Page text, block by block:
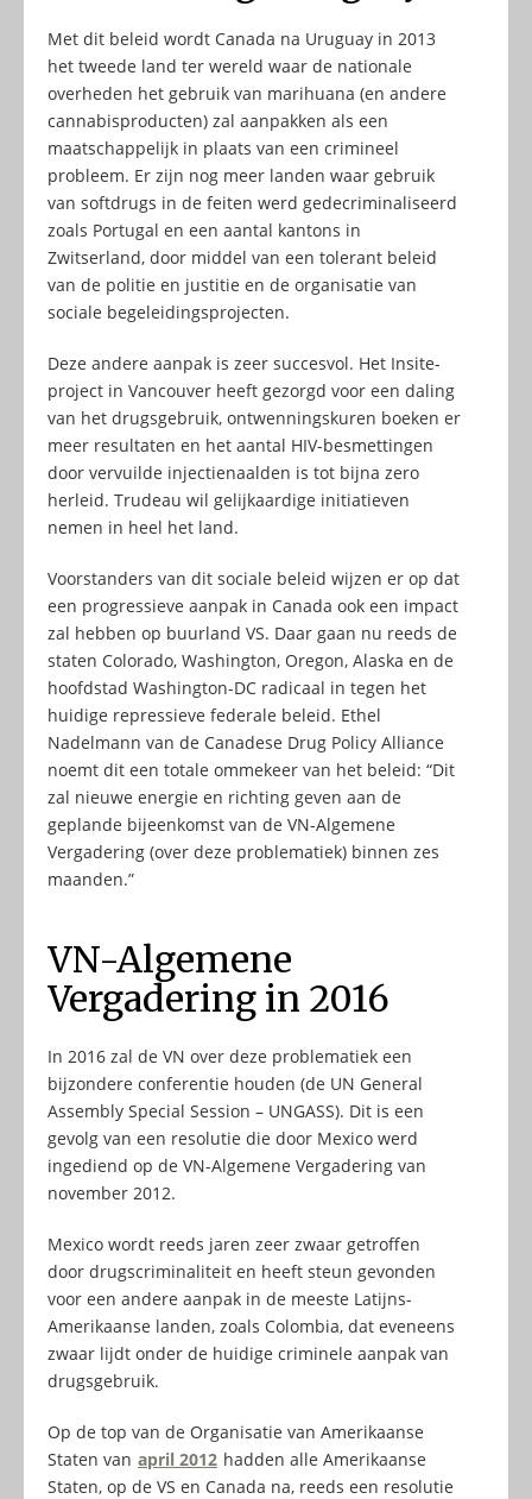
Met dit beleid wordt Canada na Uruguay in 2013
het tweede land ter wereld waar de nationale
overheden het gebruik van marihuana (en andere
cannabisproducten) zal aanpakken als een
maatschappelijk in plaats van een crimineel
probleem. Er zijn nog meer landen waar gebruik
van softdrugs in de feiten werd gedecriminaliseerd
zoals Portugal en een aantal kantons in
Zwitserland, door middel van een tolerant beleid
van de politie en justitie en de organisatie van
sociale begeleidingsprojecten.
Deze andere aanpak is zeer succesvol. Het Insite-
project in Vancouver heeft gezorgd voor een daling
van het drugsgebruik, ontwenningskuren boeken er
meer resultaten en het aantal HIV-besmettingen
door vervuilde injectienaalden is tot bijna zero
herleid. Trudeau wil gelijkaardige initiatieven
nemen in heel het land.
Voorstanders van dit sociale beleid wijzen er op dat
een progressieve aanpak in Canada ook een impact
zal hebben op buurland VS. Daar gaan nu reeds de
staten Colorado, Washington, Oregon, Alaska en de
hoofdstad Washington-DC radicaal in tegen het
huidige repressieve federale beleid. Ethel
Nadelmann van de Canadese Drug Policy Alliance
noemt dit een totale ommekeer van het beleid: “Dit
zal nieuwe energie en richting geven aan de
geplande bijeenkomst van de VN-Algemene
Vergadering (over deze problematiek) binnen zes
maanden.”
VN-Algemene
Vergadering in 2016
In 2016 zal de VN over deze problematiek een
bijzondere conferentie houden (de UN General
Assembly Special Session – UNGASS). Dit is een
gevolg van een resolutie die door Mexico werd
ingediend op de VN-Algemene Vergadering van
november 2012.
Mexico wordt reeds jaren zeer zwaar getroffen
door drugscriminaliteit en heeft steun gevonden
voor een andere aanpak in de meeste Latijns-
Amerikaanse landen, zoals Colombia, dat eveneens
zwaar lijdt onder de huidige criminele aanpak van
drugsgebruik.
Op de top van de Organisatie van Amerikaanse
Staten van april 2012 hadden alle Amerikaanse
Staten, op de VS en Canada na, reeds een resolutie